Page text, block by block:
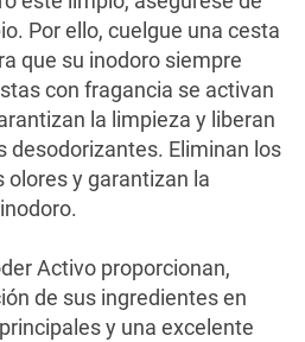
Por ello, cuelgue una cesta
que su inodoro siempre
con fragancia se activan
la limpieza y liberan
desodorizantes. Eliminan los
olores y garantizan la
Activo proporcionan,
de sus ingredientes en
y una excelente